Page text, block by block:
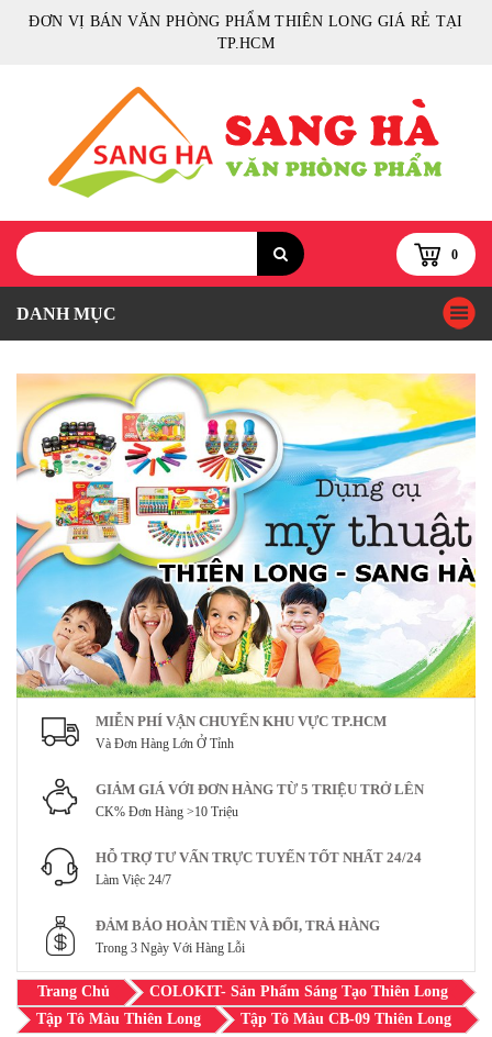
ĐƠN VỊ BÁN VĂN PHÒNG PHẨM THIÊN LONG GIÁ RẺ TẠI
TP.HCM
0
DANH MỤC
MIỄN PHÍ VẬN CHUYỂN KHU VỰC TP.HCM
Và Đơn Hàng Lớn Ở Tỉnh
GIẢM GIÁ VỚI ĐƠN HÀNG TỪ 5 TRIỆU TRỞ LÊN
CK% Đơn Hàng >10 Triệu
HỖ TRỢ TƯ VẤN TRỰC TUYẾN TỐT NHẤT 24/24
Làm Việc 24/7
ĐẢM BẢO HOÀN TIỀN VÀ ĐỔI, TRẢ HÀNG
Trong 3 Ngày Với Hàng Lỗi
Trang Chủ
COLOKIT- Sản Phẩm Sáng Tạo Thiên Long
Tập Tô Màu Thiên Long
Tập Tô Màu CB-09 Thiên Long